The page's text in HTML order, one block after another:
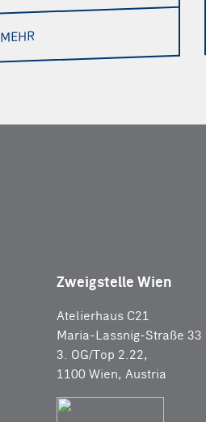
MEHR
Zweigstelle Wien
Atelierhaus C21
Maria-Lassnig-Straße 33
3. OG/Top 2.22,
1100 Wien, Austria